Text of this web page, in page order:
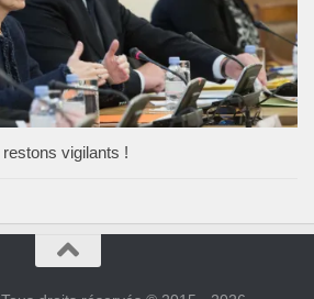
vigilants !